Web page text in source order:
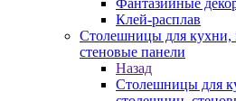
Фантазийные
Клей-расплав
Столешницы для кухни,
стеновые панели
Назад
Столешницы для